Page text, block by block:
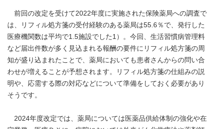
前回の改定を受けて2022年度に実施された保険薬局への調査で
は、リフィル処方箋の受付経験のある薬局は55.6％で、発行した
医療機関数は平均で1.5施設でした1）。今回、生活習慣病管理料
など届出件数が多く見込まれる報酬の要件にリフィル処方箋の周
知が盛り込まれたことで、薬局においても患者さんからの問い合
わせが増えることが予想されます。リフィル処方箋の仕組みの説
明や、応需する際の対応などについて準備をしておく必要があり
そうです。
2024年度改定では、薬局については医薬品供給体制の強化や在